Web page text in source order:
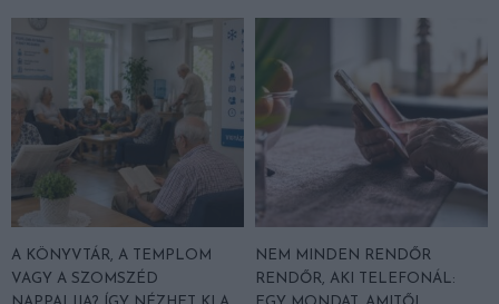
A KÖNYVTÁR, A TEMPLOM
VAGY A SZOMSZÉD
NEM MINDEN RENDŐR
RENDŐR, AKI TELEFONÁL: